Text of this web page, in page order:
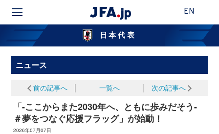
EN
日本代表
ニュース
前の記事へ 一覧へ 次の記事へ
「-ここからまた2030年へ、ともに歩みだそう-
＃夢をつなぐ応援フラッグ」が始動！
2026年07月07日